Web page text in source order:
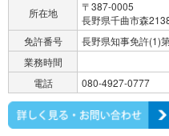
所在地
〒387-0005
長野県千曲市森
免許番号
長野県知事免許(1)
業務時間
電話
080-4927-0777